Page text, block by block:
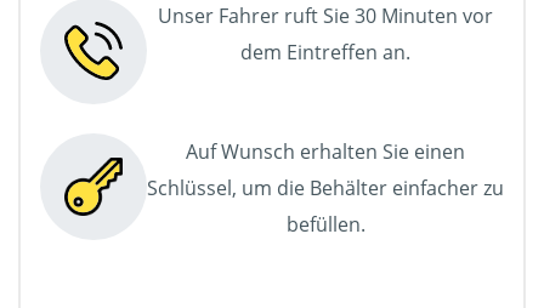
Unser Fahrer ruft Sie 30 Minuten vor
dem Eintreffen an.
Auf Wunsch erhalten Sie einen
Schlüssel, um die Behälter einfacher zu
befüllen.